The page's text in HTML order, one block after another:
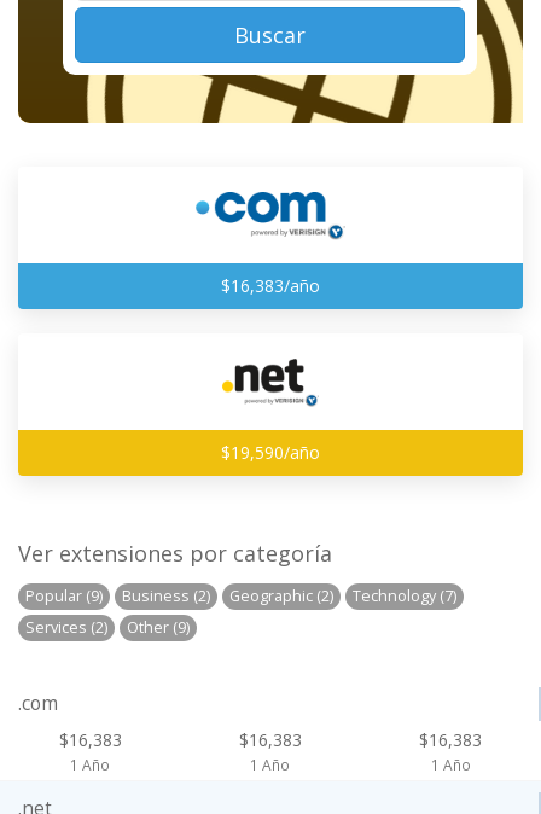
Buscar
$16,383/año
$19,590/año
Ver extensiones por categoría
Popular (9) Business (2) Geographic (2)
Technology (7)
Services (2)
Other (9)
.com
$16,383
1 Año
$16,383
1 Año
$16,383
1 Año
.net